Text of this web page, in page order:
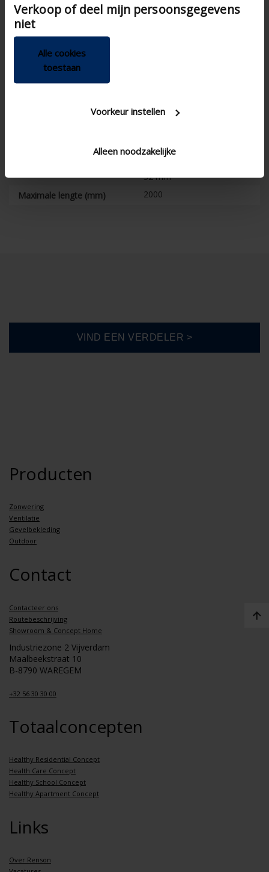
van hun services.
Verkoop of deel mijn persoonsgegevens
niet
Alle cookies
toestaan
Voorkeur instellen
Alleen noodzakelijke
Technische specificaties
Koord & stang , Electrisch ,
2.8 W/(m².K)
32 mm
Maximale lengte (mm)
2000
Producten
Zonwering
Ventilatie
Gevelbekleding
Outdoor
Contact
Contacteer ons
Routebeschrijving
Showroom & Concept Home
Industriezone 2 Vijverdam
Maalbeekstraat 10
B-8790 WAREGEM
+32 56 30 30 00
Totaalconcepten
Healthy Residential Concept
Health Care Concept
Healthy School Concept
Healthy Apartment Concept
Links
Over Renson